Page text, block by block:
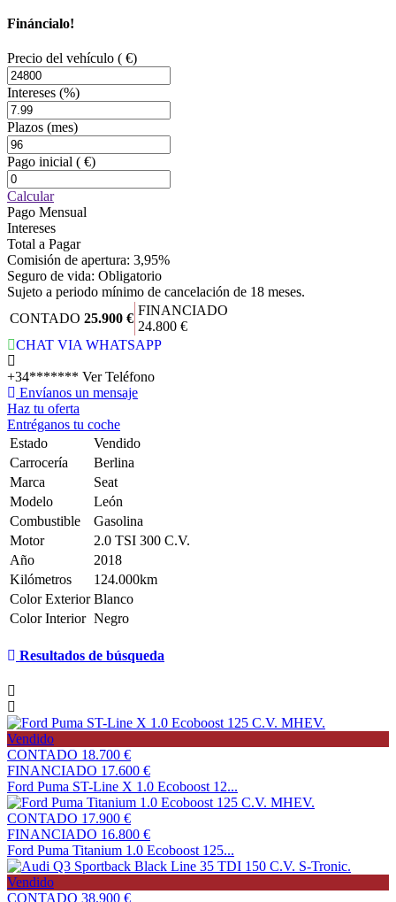
Fináncialo!
Precio del vehículo ( €)
Intereses (%)
Plazos (mes)
Pago inicial ( €)
Calcular
Pago Mensual
Intereses
Total a Pagar
Comisión de apertura: 3,95%
Seguro de vida: Obligatorio
Sujeto a periodo mínimo de cancelación de 18 meses.
CONTADO 25.900 €
FINANCIADO
24.800 €
CHAT VIA WHATSAPP
+34******* Ver Teléfono
Envíanos un mensaje
Haz tu oferta
Entréganos tu coche
Estado
Vendido
Carrocería
Berlina
Marca
Seat
Modelo
León
Combustible
Gasolina
Motor
2.0 TSI 300 C.V.
Año
2018
Kilómetros
124.000km
Color Exterior Blanco
Color Interior Negro
Resultados de búsqueda
Vendido
CONTADO 18.700 €
FINANCIADO 17.600 €
Ford Puma ST-Line X 1.0 Ecoboost 12...
CONTADO 17.900 €
FINANCIADO 16.800 €
Ford Puma Titanium 1.0 Ecoboost 125...
Vendido
CONTADO 38.900 €